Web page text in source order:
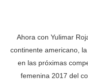
Ahora con Yulimar
continente americano,
en las próximas
femenina 2017 del